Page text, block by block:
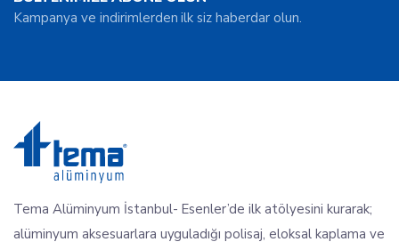
Kampanya ve indirimlerden ilk siz haberdar olun.
Tema Alüminyum İstanbul- Esenler’de ilk atölyesini kurarak;
alüminyum aksesuarlara uyguladığı polisaj, eloksal kaplama ve